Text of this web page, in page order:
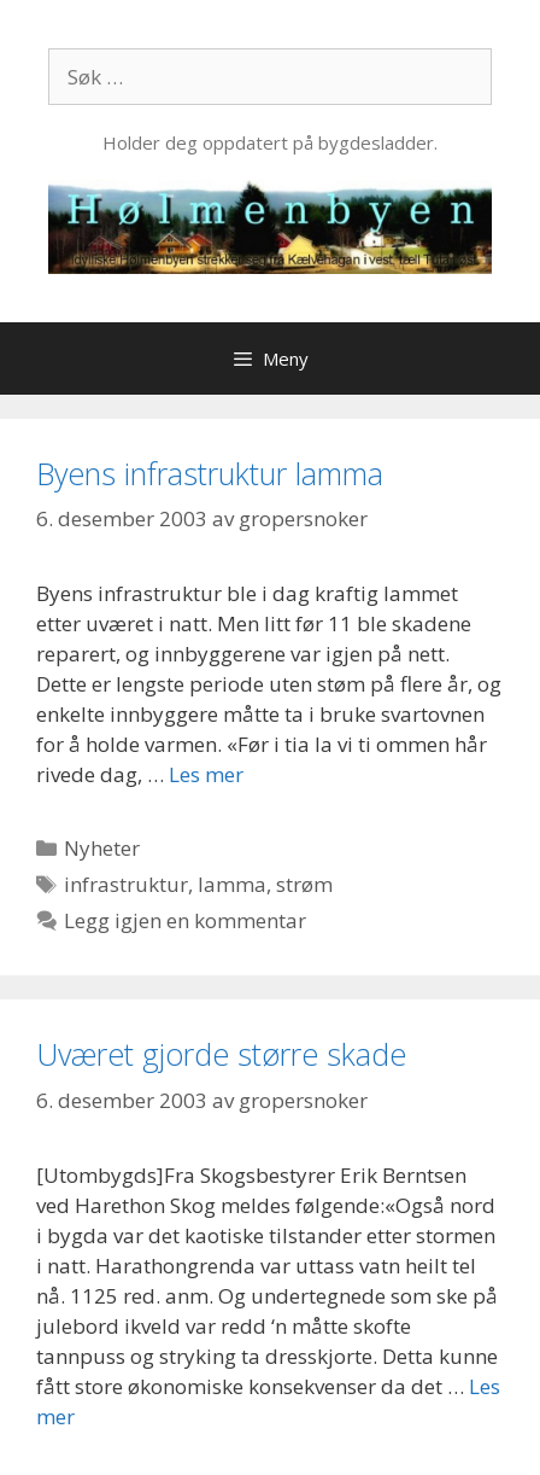
innhold
etter:
Holder deg oppdatert på bygdesladder.
Meny
Byens infrastruktur lamma
6. desember 2003 avgropersnoker
Byens infrastruktur ble i dag kraftig lammet
etter uværet i natt. Men litt før 11 ble skadene
reparert, og innbyggerene var igjen på nett.
Dette er lengste periode uten støm på flere år, og
enkelte innbyggere måtte ta i bruke svartovnen
for å holde varmen. «Før i tia la vi ti ommen hår
rivede dag, … Les mer
Kategorier
Nyheter
Stikkord
infrastruktur, lamma,strøm
Legg igjen en kommentar
Uværet gjorde større skade
6. desember 2003 avgropersnoker
[Utombygds]Fra Skogsbestyrer Erik Berntsen
ved Harethon Skog meldes følgende:«Også nord
i bygda var det kaotiske tilstander etter stormen
i natt. Harathongrenda var uttass vatn heilt tel
nå. 1125 red. anm. Og undertegnede som ske på
julebord ikveld var redd ‘n måtte skofte
tannpuss og stryking ta dresskjorte. Detta kunne
fått store økonomiske konsekvenser da det … Les
mer